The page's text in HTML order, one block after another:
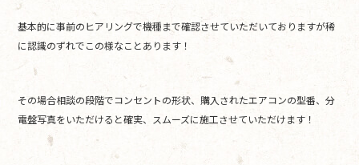
基本的に事前のヒアリングで機種まで確認させていただいておりますが稀
に認識のずれでこの様なことあります！
その場合相談の段階でコンセントの形状、購入されたエアコンの型番、分
電盤写真をいただけると確実、スムーズに施工させていただけます！